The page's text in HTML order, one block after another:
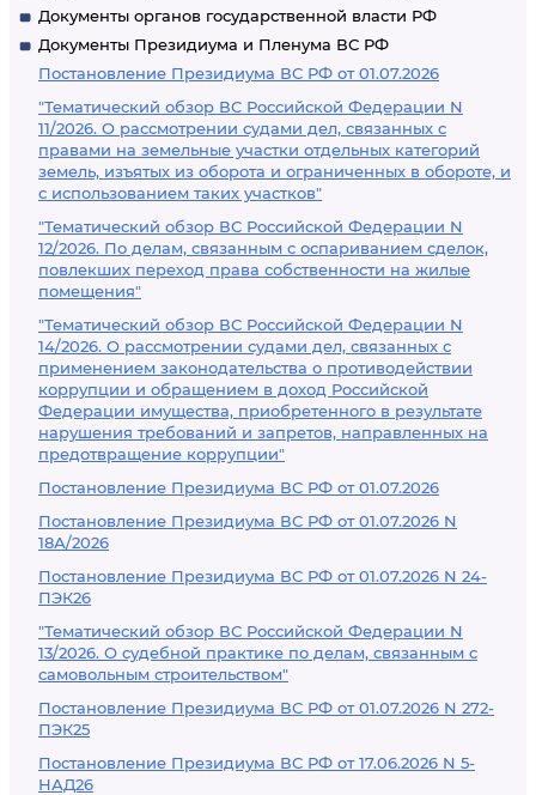
Документы органов государственной власти РФ
Документы Президиума и Пленума ВС РФ
Постановление Президиума ВС РФ от 01.07.2026
"Тематический обзор ВС Российской Федерации N
11/2026. О рассмотрении судами дел, связанных с
правами на земельные участки отдельных категорий
земель, изъятых из оборота и ограниченных в обороте, и
с использованием таких участков"
"Тематический обзор ВС Российской Федерации N
12/2026. По делам, связанным с оспариванием сделок,
повлекших переход права собственности на жилые
помещения"
"Тематический обзор ВС Российской Федерации N
14/2026. О рассмотрении судами дел, связанных с
применением законодательства о противодействии
коррупции и обращением в доход Российской
Федерации имущества, приобретенного в результате
нарушения требований и запретов, направленных на
предотвращение коррупции"
Постановление Президиума ВС РФ от 01.07.2026
Постановление Президиума ВС РФ от 01.07.2026 N
18А/2026
Постановление Президиума ВС РФ от 01.07.2026 N 24-
ПЭК26
"Тематический обзор ВС Российской Федерации N
13/2026. О судебной практике по делам, связанным с
самовольным строительством"
Постановление Президиума ВС РФ от 01.07.2026 N 272-
ПЭК25
Постановление Президиума ВС РФ от 17.06.2026 N 5-
НАД26